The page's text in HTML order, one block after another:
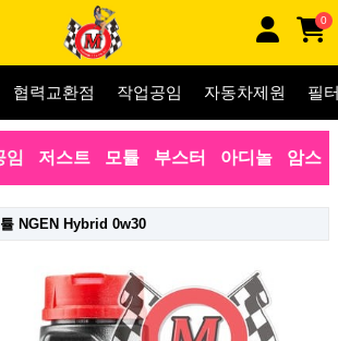
0
협력교환점 작업공임 자동차제원 필
임 저스트 모튤 부스터 아디놀 암스
NGEN Hybrid 0w30